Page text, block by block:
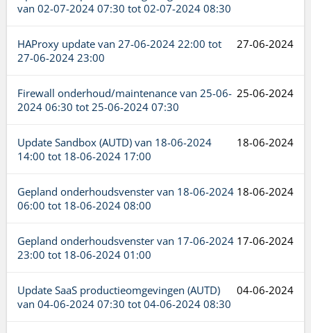
van 02-07-2024 07:30 tot 02-07-2024 08:30
27-06-2024
HAProxy update van 27-06-2024 22:00 tot
27-06-2024 23:00
25-06-2024
Firewall onderhoud/maintenance van 25-06-
2024 06:30 tot 25-06-2024 07:30
18-06-2024
Update Sandbox (AUTD) van 18-06-2024
14:00 tot 18-06-2024 17:00
18-06-2024
Gepland onderhoudsvenster van 18-06-2024
06:00 tot 18-06-2024 08:00
17-06-2024
Gepland onderhoudsvenster van 17-06-2024
23:00 tot 18-06-2024 01:00
04-06-2024
Update SaaS productieomgevingen (AUTD)
van 04-06-2024 07:30 tot 04-06-2024 08:30